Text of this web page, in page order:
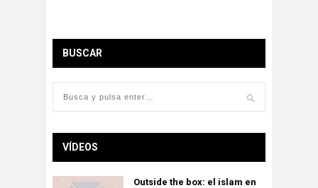
BUSCAR
VÍDEOS
Outside the box: el islam en